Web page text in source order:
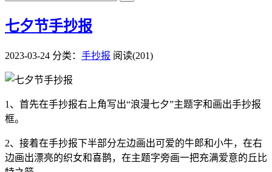
​七夕节手抄报
2023-03-24 分类： 手抄报 阅读(201)
1、首先在手抄报右上角写出“浪漫七夕”主题字和画出手抄报
框。
2、接着在手抄报下半部分左边画出可爱的牛郎和小牛，在右
边画出漂亮的织女和喜鹊，在主题字旁画一把充满爱意的丘比